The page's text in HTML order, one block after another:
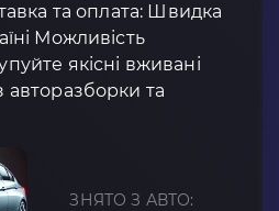
та оплата: Швидка
Можливість
якісні вживані
авторазборки та
ЗНЯТО З АВТО: